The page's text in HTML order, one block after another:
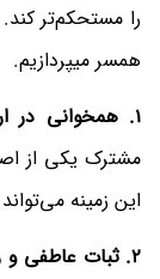
را مستحکم‌تر
همسر میپردازیم.
1. همخوانی در ارزش‌ها و باورها:
مشترک یکی از
این زمینه
2. ثبات عاطفی و روانی: